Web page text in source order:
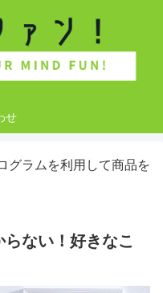
せ
グラムを利用して商品を
ない！好きなこ